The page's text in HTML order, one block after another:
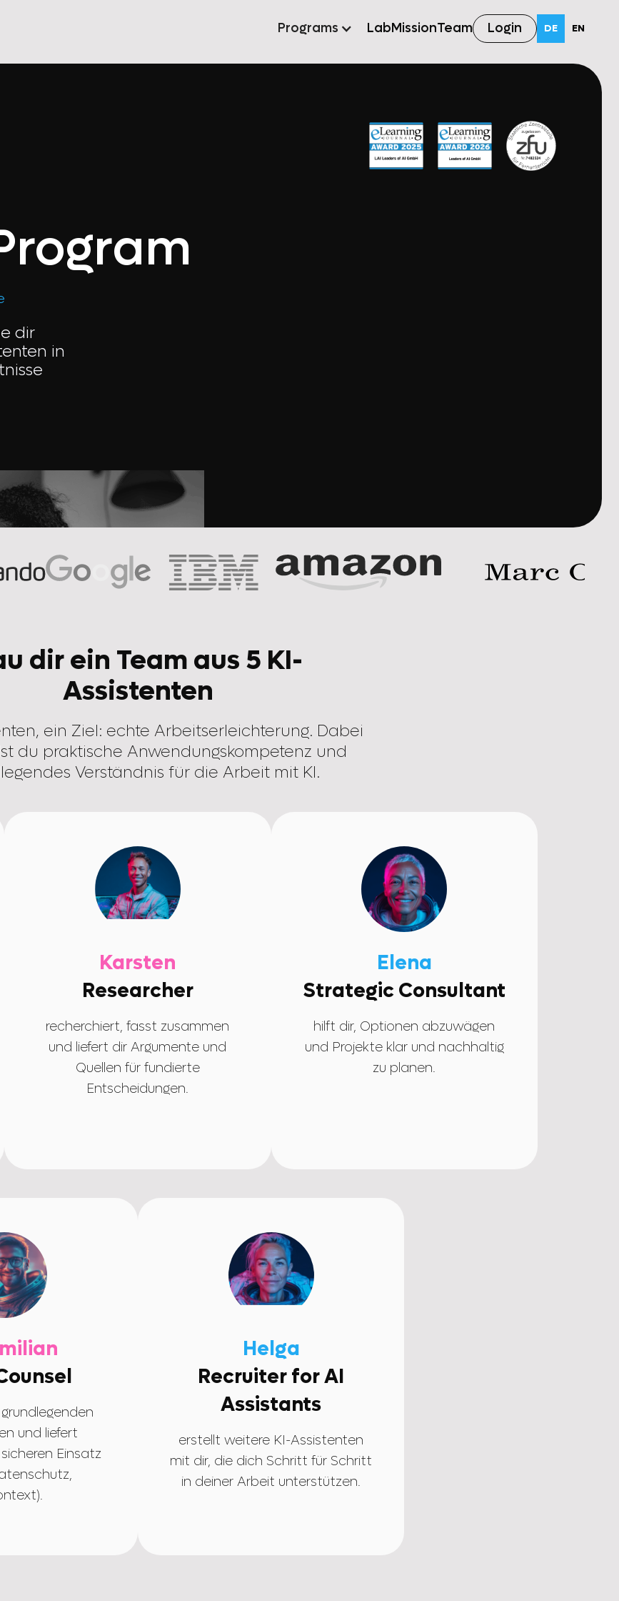
Programs LabMissionTeam Login DE EN
dir
in
dir ein Team aus 5 KI-
Assistenten
ein Ziel: echte Arbeitserleichterung. Dabei
du praktische Anwendungskompetenz und
Verständnis für die Arbeit mit KI.
Karsten
Researcher
recherchiert, fasst zusammen
und liefert dir Argumente und
Quellen für fundierte
Entscheidungen.
Elena
Strategic Consultant
hilft dir, Optionen abzuwägen
und Projekte klar und nachhaltig
zu planen.
und liefert
Einsatz
Helga
Recruiter for AI
Assistants
erstellt weitere KI-Assistenten
mit dir, die dich Schritt für Schritt
in deiner Arbeit unterstützen.